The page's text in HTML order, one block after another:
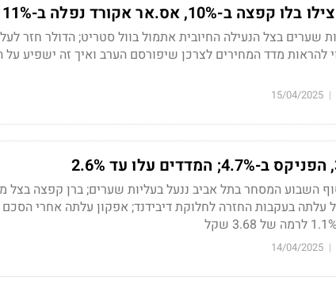
אס.אר אקורד נפלה ב-11%
שערים בצל הנעילה החיובית אתמול בוול סטריט; הדולר חזר
צפוי להראות מדד המחירים לצרכן שיפורסם הערב ואיך זה ישפיע
|
15/04/2025
השבוע המסחר בתל אביב ננעל בעליות שערים; ברן קפצה בצל
עלתה בעקבות החזרה לחלוקת דיבידנד; אפקון עלתה אחרי הסכם
|
14/04/2025